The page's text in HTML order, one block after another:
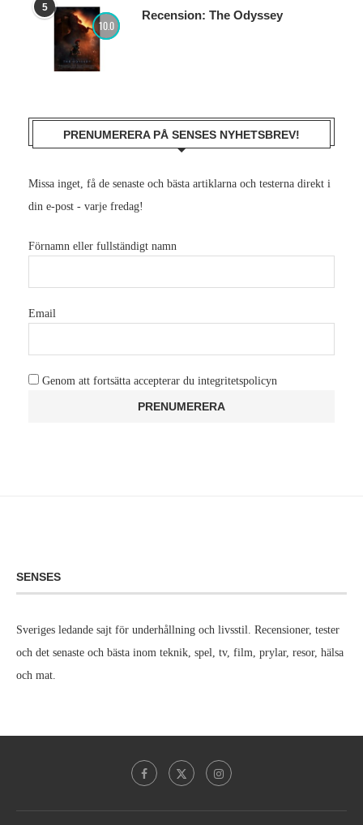
5
10.0
Recension: The Odyssey
PRENUMERERA PÅ SENSES NYHETSBREV!
Missa inget, få de senaste och bästa artiklarna och testerna direkt i
din e-post - varje fredag!
Förnamn eller fullständigt namn
Email
Genom att fortsätta accepterar du integritetspolicyn
SENSES
Sveriges ledande sajt för underhållning och livsstil. Recensioner, tester
och det senaste och bästa inom teknik, spel, tv, film, prylar, resor, hälsa
och mat.